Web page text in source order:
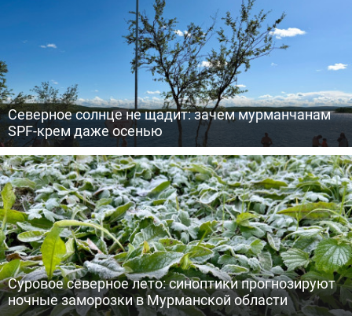
Северное солнце не щадит: зачем мурманчанам
SPF-крем даже осенью
Суровое северное лето: синоптики прогнозируют
ночные заморозки в Мурманской области